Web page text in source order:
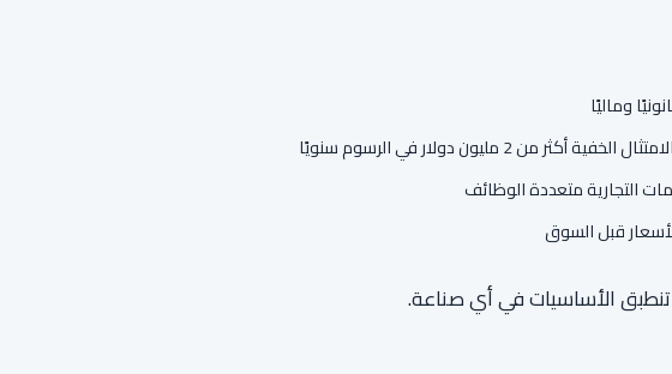
دولار في الرسوم سنويًا
تنطبق الأساسيات في أي صناعة.